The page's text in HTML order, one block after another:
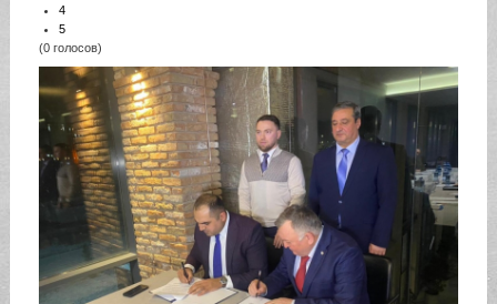
4
5
(0 голосов)